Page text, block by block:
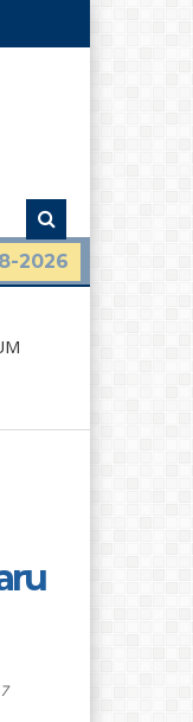
20264 minggu